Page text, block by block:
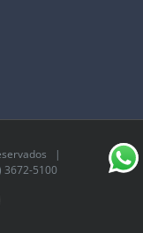
|
5100
Instagram